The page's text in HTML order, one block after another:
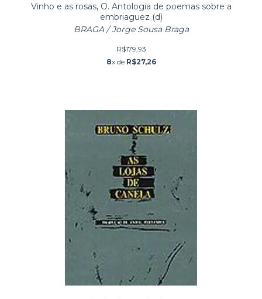
Vinho e as rosas, O. Antologia de poemas sobre a
embriaguez (d)
BRAGA / Jorge Sousa Braga
R$179,93
8x de R$27,26